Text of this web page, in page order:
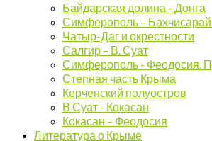
Байдарская долина - Донга
Симферополь –
Чатыр-Даг и окрестности
Салгир – В. Суат
Симферополь - Феодосия.
Степная часть Крыма
Керченский полуостров
В Суат - Кокасан
Кокасан – Феодосия
Литература о Крыме